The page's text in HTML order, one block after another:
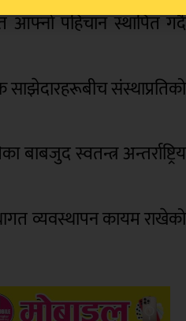
आफ्नो पहिचान स्थापित गर्दै
साझेदारहरूबीच संस्थाप्रतिको
स्वतन्त्र अन्तर्राष्ट्रिय
व्यवस्थापन कायम राखेको